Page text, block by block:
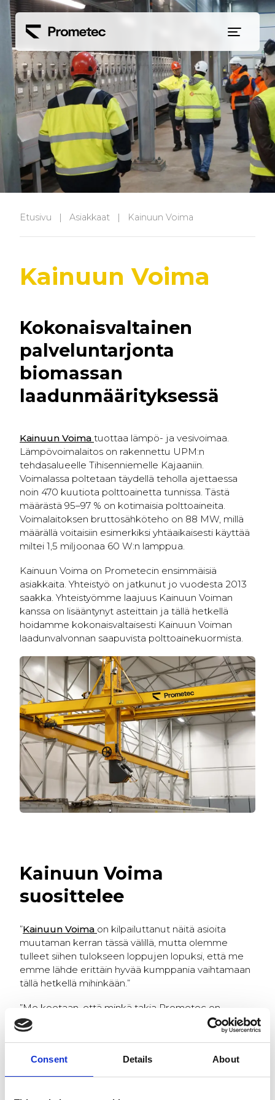
Consent Details About
Etusivu | Asiakkaat | Kainuun Voima
Kainuun Voima
Kokonaisvaltainen
palveluntarjonta
biomassan
laadunmäärityksessä
Kainuun Voima tuottaa lämpö- ja vesivoimaa.
Lämpövoimalaitos on rakennettu UPM:n
tehdasalueelle Tihisenniemelle Kajaaniin.
Voimalassa poltetaan täydellä teholla ajettaessa
noin 470 kuutiota polttoainetta tunnissa. Tästä
määrästä 95–97 % on kotimaisia polttoaineita.
Voimalaitoksen bruttosähköteho on 88 MW, millä
määrällä voitaisiin esimerkiksi yhtäaikaisesti käyttää
miltei 1,5 miljoonaa 60 W:n lamppua.
Kainuun Voima on Prometecin ensimmäisiä
asiakkaita. Yhteistyö on jatkunut jo vuodesta 2013
saakka. Yhteistyömme laajuus Kainuun Voiman
kanssa on lisääntynyt asteittain ja tällä hetkellä
hoidamme kokonaisvaltaisesti Kainuun Voiman
laadunvalvonnan saapuvista polttoainekuormista.
Kainuun Voima
suosittelee
”Kainuun Voima on kilpailuttanut näitä asioita
muutaman kerran tässä välillä, mutta olemme
tulleet siihen tulokseen loppujen lopuksi, että me
emme lähde erittäin hyvää kumppania vaihtamaan
tällä hetkellä mihinkään.”
”Me koetaan, että minkä takia Prometec on
meidän kumppani, niin juuri sen takia, että he ovat
sitoutuneita tähän toimintaan ja haluavat kehittyä